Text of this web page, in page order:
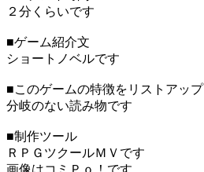
２分くらいです
■ゲーム紹介文
ショートノベルです
■このゲームの特徴をリストアップ
分岐のない読み物です
■制作ツール
ＲＰＧツクールＭＶです
画像はコミＰｏ！です